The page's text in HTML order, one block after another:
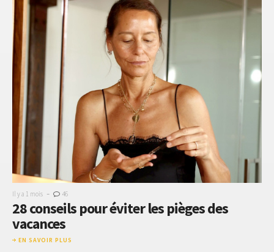
Il y a 1 mois - 46
28 conseils pour éviter les pièges des
vacances
EN SAVOIR PLUS